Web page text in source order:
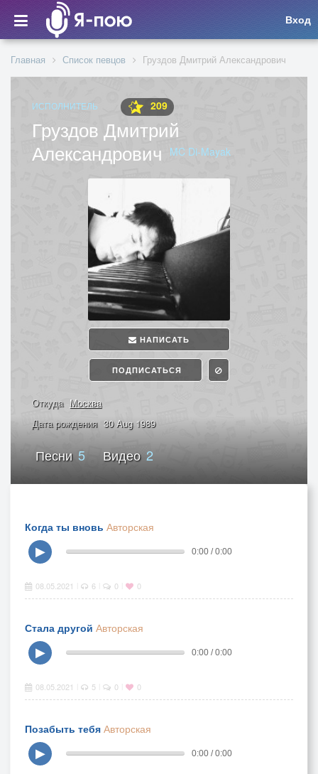
Вход
Главная Список певцов Груздов Дмитрий Александрович
ИСПОЛНИТЕЛЬ 209
Груздов Дмитрий
Александрович
MC Di-Mayak
НАПИСАТЬ
ПОДПИСАТЬСЯ
Откуда Москва
Дата рождения 30 Aug 1989
Песни5 Видео 2
Когда ты вновь Авторская
▶
0:00 / 0:00
08.05.2021 6 0 0
Стала другой Авторская
▶
0:00 / 0:00
08.05.2021 5 0 0
Позабыть тебя Авторская
▶
0:00 / 0:00